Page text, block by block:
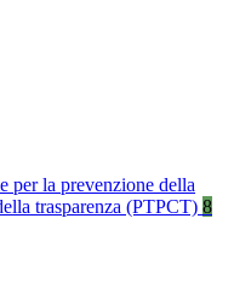
per la prevenzione della
trasparenza (PTPCT) 8